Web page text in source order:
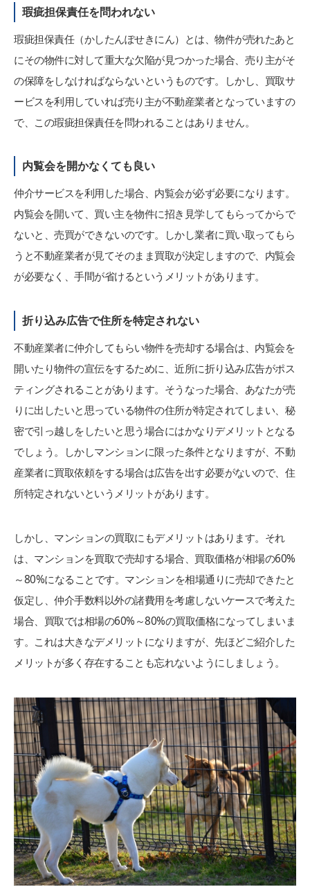
瑕疵担保責任を問われない
瑕疵担保責任（かしたんぽせきにん）とは、物件が売れたあと
にその物件に対して重大な欠陥が見つかった場合、売り主がそ
の保障をしなければならないというものです。しかし、買取サ
ービスを利用していれば売り主が不動産業者となっていますの
で、この瑕疵担保責任を問われることはありません。
内覧会を開かなくても良い
仲介サービスを利用した場合、内覧会が必ず必要になります。
内覧会を開いて、買い主を物件に招き見学してもらってからで
ないと、売買ができないのです。しかし業者に買い取ってもら
うと不動産業者が見てそのまま買取が決定しますので、内覧会
が必要なく、手間が省けるというメリットがあります。
折り込み広告で住所を特定されない
不動産業者に仲介してもらい物件を売却する場合は、内覧会を
開いたり物件の宣伝をするために、近所に折り込み広告がポス
ティングされることがあります。そうなった場合、あなたが売
りに出したいと思っている物件の住所が特定されてしまい、秘
密で引っ越しをしたいと思う場合にはかなりデメリットとなる
でしょう。しかしマンションに限った条件となりますが、不動
産業者に買取依頼をする場合は広告を出す必要がないので、住
所特定されないというメリットがあります。
しかし、マンションの買取にもデメリットはあります。それ
は、マンションを買取で売却する場合、買取価格が相場の60%
～80%になることです。マンションを相場通りに売却できたと
仮定し、仲介手数料以外の諸費用を考慮しないケースで考えた
場合、買取では相場の60%～80%の買取価格になってしまいま
す。これは大きなデメリットになりますが、先ほどご紹介した
メリットが多く存在することも忘れないようにしましょう。